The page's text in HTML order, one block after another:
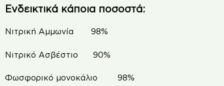
Ενδεικτικά κάποια ποσοστά:
Νιτρική Αμμωνία 98%
Νιτρικό Ασβέστιο 90%
Φωσφορικό μονοκάλιο 98%